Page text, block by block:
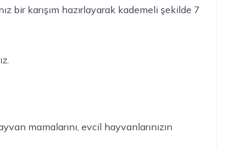
bir karışım hazırlayarak kademeli şekilde 7
mamalarını, evcil hayvanlarınızın